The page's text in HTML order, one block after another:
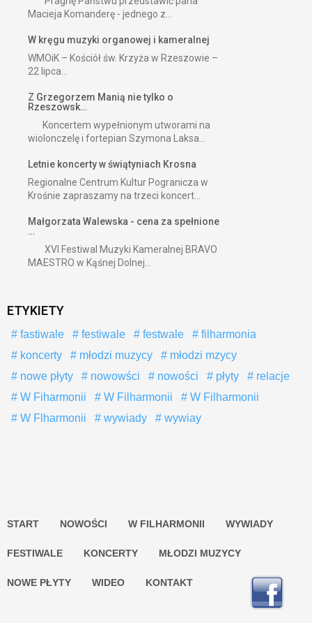
Macieja Komanderę - jednego z...
W kręgu muzyki organowej i kameralnej
WMOiK – Kościół św. Krzyża w Rzeszowie –
22 lipca...
Z Grzegorzem Manią nie tylko o
Rzeszowsk…
Koncertem wypełnionym utworami na
wiolonczelę i fortepian Szymona Laksa...
Letnie koncerty w świątyniach Krosna
Regionalne Centrum Kultur Pogranicza w
Krośnie zapraszamy na trzeci koncert...
Małgorzata Walewska - cena za spełnione
…
XVI Festiwal Muzyki Kameralnej BRAVO
MAESTRO w Kąśnej Dolnej...
ETYKIETY
fastiwale festiwale festwale
filharmonia
koncerty
młodzi muzycy
młodzi mzycy
nowe płyty
nowowści nowości płyty
relacje
W Fiharmonii
W Filharmonii
W Filharmonii
W Flharmonii
wywiady wywiay
START NOWOŚCI W FILHARMONII WYWIADY
FESTIWALE KONCERTY MŁODZI MUZYCY
NOWE PŁYTY WIDEO KONTAKT